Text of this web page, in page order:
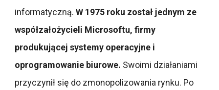
informatyczną. W 1975 roku został jednym ze
współzałożycieli Microsoftu, firmy
produkującej systemy operacyjne i
oprogramowanie biurowe. Swoimi działaniami
przyczynił się do zmonopolizowania rynku. Po